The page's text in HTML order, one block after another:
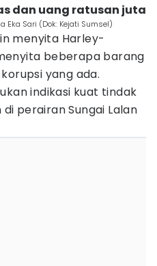
dan uang ratusan juta
Eka Sari (Dok: Kejati Sumsel)
menyita Harley-
beberapa barang
yang ada.
indikasi kuat tindak
perairan Sungai Lalan